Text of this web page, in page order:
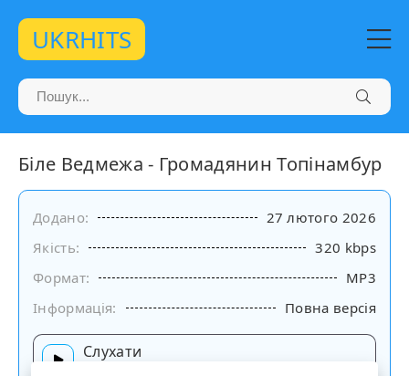
UKRHITS
Біле Ведмежа - Громадянин Топінамбур
Додано:
27 лютого 2026
Якість:
320 kbps
Формат:
MP3
Інформація:
Повна версія
Слухати